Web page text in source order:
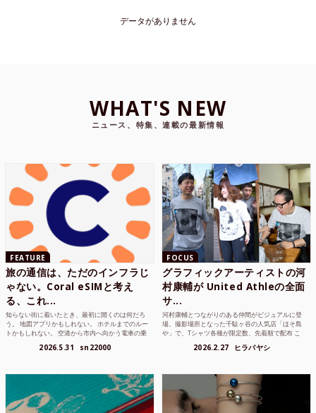
データがありません
WHAT'S NEW
ニュース、特集、連載の最新情報
FEATURE
旅の通信は、ただのインフラじ
ゃない。Coral eSIMと考え
る、これ...
知らない街に着いたとき、最初に開くのは何だろ
う。 地図アプリかもしれない。 ホテルまでのルー
トかもしれない。 空港から市内へ向かう電車の乗
2026.5.31 sn22000
FOCUS
グラフィックアーティストの河
村康輔が United Athleの全面
サ...
河村康輔とつながりのある仲間がビジュアルに登
場。撮影場所となった千駄ヶ谷の人気店「ほそ島
や」で、Tシャツ各種が限定数、先着順で配布 こ
2026.2.27 ヒラバヤシ